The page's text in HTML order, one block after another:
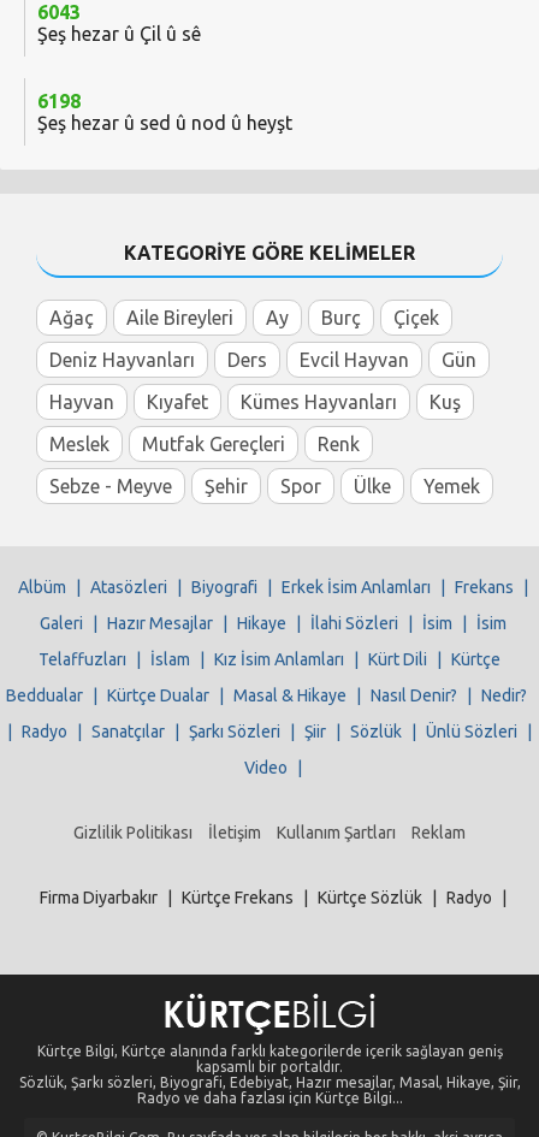
6043
Şeş hezar û Çil û sê
6198
Şeş hezar û sed û nod û heyşt
KATEGORİYE GÖRE KELİMELER
Ağaç Aile Bireyleri Ay Burç
Çiçek
Deniz Hayvanları
Ders Evcil Hayvan
Gün
Hayvan
Kıyafet Kümes Hayvanları
Kuş
Meslek
Mutfak Gereçleri
Renk
Sebze - Meyve
Şehir Spor Ülke Yemek
Albüm Atasözleri Biyografi Erkek İsim Anlamları Frekans
Galeri
Hazır Mesajlar Hikaye İlahi Sözleri İsim
İsim
Telaffuzları
İslam Kız İsim Anlamları Kürt Dili
Kürtçe
Beddualar
Kürtçe Dualar Masal & Hikaye Nasıl Denir?
Nedir?
Radyo Sanatçılar Şarkı Sözleri Şiir Sözlük Ünlü Sözleri
Video
Gizlilik Politikası İletişim Kullanım Şartları Reklam
Firma Diyarbakır Kürtçe Frekans Kürtçe Sözlük Radyo
Kürtçe Bilgi, Kürtçe alanında farklı kategorilerde içerik sağlayan geniş
kapsamlı bir portaldır.
Sözlük, Şarkı sözleri, Biyografi, Edebiyat, Hazır mesajlar, Masal, Hikaye, Şiir,
Radyo ve daha fazlası için Kürtçe Bilgi...